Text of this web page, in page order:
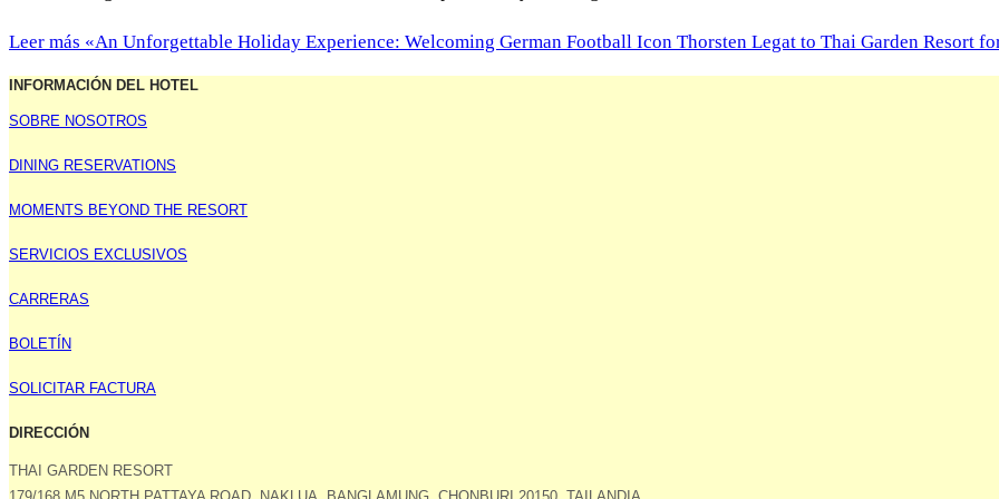
Leer más «An Unforgettable Holiday Experience: Welcoming German Football Icon Thorsten Legat to Thai Garden Resort
INFORMACIÓN DEL HOTEL
SOBRE NOSOTROS
DINING RESERVATIONS
MOMENTS BEYOND THE RESORT
SERVICIOS EXCLUSIVOS
CARRERAS
BOLETÍN
SOLICITAR FACTURA
DIRECCIÓN
THAI GARDEN RESORT